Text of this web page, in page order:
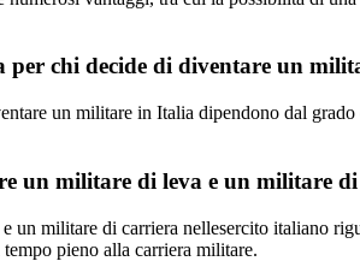
per chi decide di diventare un
un militare in Italia dipendono dal
un militare di leva e un militare
un militare di carriera nellesercito italiano
pieno alla carriera militare.